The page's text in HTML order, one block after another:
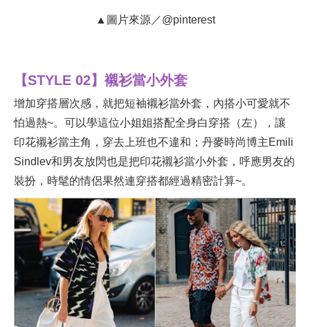
▲圖片來源／@pinterest
【STYLE 02】襯衫當小外套
增加穿搭層次感，就把短袖襯衫當外套，內搭小可愛就不
怕過熱~。可以學這位小姐姐搭配全身白穿搭（左），讓
印花襯衫當主角，穿去上班也不違和；丹麥時尚博主Emili
Sindlev和男友放閃也是把印花襯衫當小外套，呼應男友的
裝扮，時髦的情侶果然連穿搭都經過精密計算~。